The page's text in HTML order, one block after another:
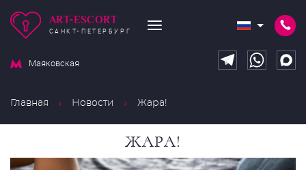
ART-ESCORT
САНКТ-ПЕТЕРБУРГ
Маяковская
Главная Новости Жара!
ЖАРА!